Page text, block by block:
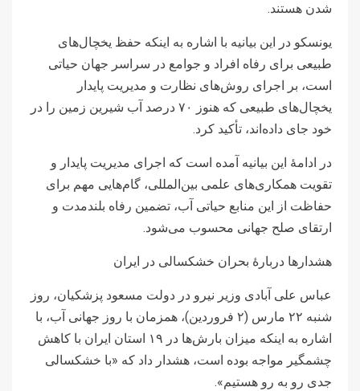
شدن هستند.
یونسکو در این بیانیه با اشاره به اینکه حفظ یخچال‌های
طبیعی برای رفاه افراد و جوامع در سراسر جهان حیاتی
است، بر اجرای روش‌های نظارت و مدیریت پایدار
یخچال‌های طبیعی که هنوز ۷۰ درصد آب شیرین زمین را در
خود جای داده‌اند، تأکید کرد.
در ادامۀ این بیانیه آمده است که اجرای مدیریت پایدار و
تقویت همکاری‌های علمی بین‌المللی، گام‌هایی مهم برای
حفاظت از این منابع حیاتی آب، تضمین رفاه بلندمدت و
ارتقای صلح جهانی محسوب می‌شود.
هشدارها دربارۀ بحران خشکسالی در ایران
عباس علی آبادی وزیر نیرو در دولت مسعود پزشکیان، روز
شنبه ٢٢ مارس (۲ فروردین)، همزمان با روز جهانی آب، با
اشاره به اینکه میزان بارش‌ها در ۱۹ استان ایران با کاهش
چشمگیر مواجه بوده است، هشدار داد که «با خشکسالی
جدی رو به رو هستیم».